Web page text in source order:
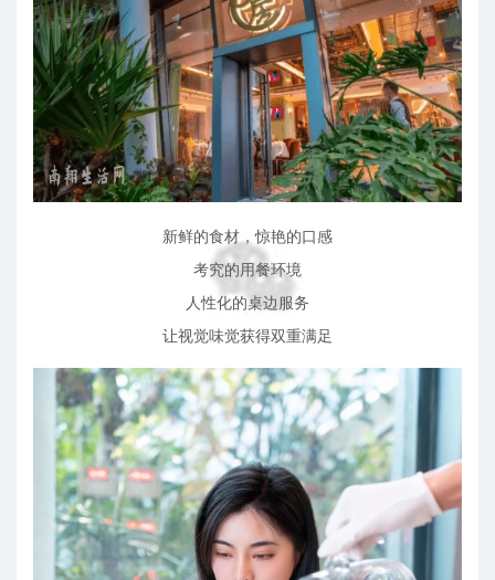
新鲜的食材，惊艳的口感
考究的用餐环境
人性化的桌边服务
让视觉味觉获得双重满足